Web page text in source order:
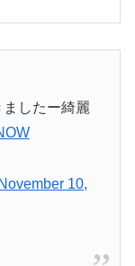
したー綺麗
November 10,